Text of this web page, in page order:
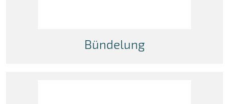
Bündelung